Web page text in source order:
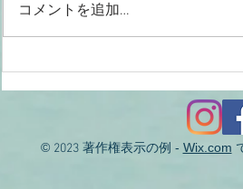
2026/08/01涸沼川釣果報告
KIZ様
コメントを追加…
© 2023著作権表示の例 - Wix.com